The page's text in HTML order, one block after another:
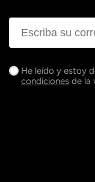
He leído y estoy
condiciones de la